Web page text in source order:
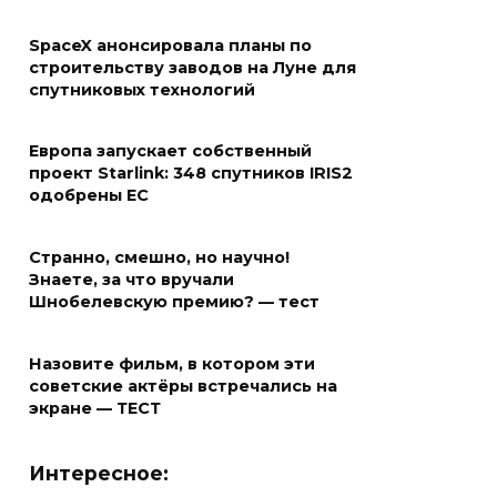
SpaceX анонсировала планы по
строительству заводов на Луне для
спутниковых технологий
Европа запускает собственный
проект Starlink: 348 спутников IRIS2
одобрены ЕС
Странно, смешно, но научно!
Знаете, за что вручали
Шнобелевскую премию? — тест
Назовите фильм, в котором эти
советские актёры встречались на
экране — ТЕСТ
Интересное: